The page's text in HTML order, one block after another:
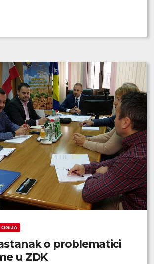
o problematici
u ZDK